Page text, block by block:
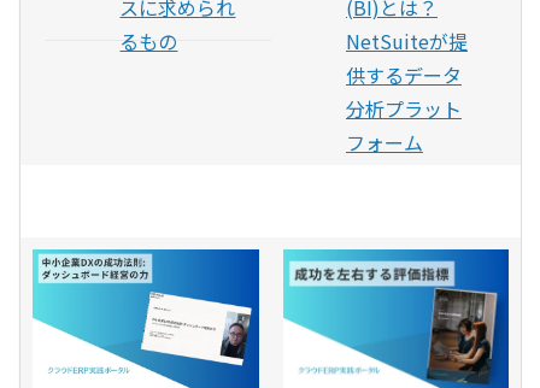
スに求められ
るもの
(BI)とは？
NetSuiteが提
供するデータ
分析プラット
フォーム